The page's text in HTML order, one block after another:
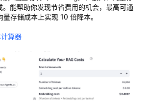
能帮助你发现节省费用的机会，最高可通
存储成本上实现 10 倍降本。
算器